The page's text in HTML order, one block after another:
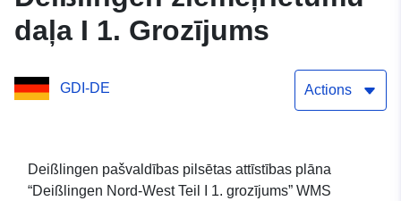
daļa I 1. Grozījums
GDI-DE Actions
Deißlingen pašvaldības pilsētas attīstības plāna
“Deißlingen Nord-West Teil I 1. grozījums” WMS